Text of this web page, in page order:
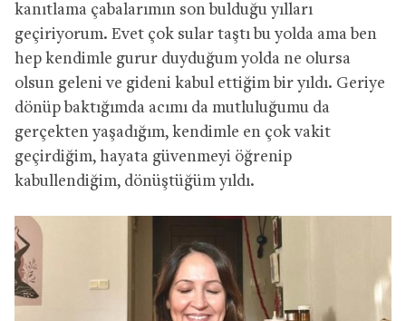
kanıtlama çabalarımın son bulduğu yılları
geçiriyorum. Evet çok sular taştı bu yolda ama ben
hep kendimle gurur duyduğum yolda ne olursa
olsun geleni ve gideni kabul ettiğim bir yıldı. Geriye
dönüp baktığımda acımı da mutluluğumu da
gerçekten yaşadığım, kendimle en çok vakit
geçirdiğim, hayata güvenmeyi öğrenip
kabullendiğim, dönüştüğüm yıldı.